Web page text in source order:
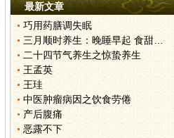
最新文章
巧用药膳调失眠
三月顺时养生：晚睡早起 食甜养肝
二十四节气养生之惊蛰养生
王孟英
王珪
中医肿瘤病因之饮食劳倦
产后腹痛
恶露不下